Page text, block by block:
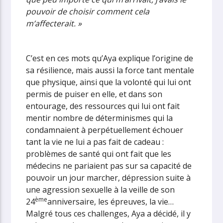
pouvoir de choisir comment cela
m’affecterait. »
C’est en ces mots qu’Aya explique l’origine de
sa résilience, mais aussi la force tant mentale
que physique, ainsi que la volonté qui lui ont
permis de puiser en elle, et dans son
entourage, des ressources qui lui ont fait
mentir nombre de déterminismes qui la
condamnaient à perpétuellement échouer
tant la vie ne lui a pas fait de cadeau :
problèmes de santé qui ont fait que les
médecins ne pariaient pas sur sa capacité de
pouvoir un jour marcher, dépression suite à
une agression sexuelle à la veille de son
24èmeanniversaire, les épreuves, la vie…
Malgré tous ces challenges, Aya a décidé, il y